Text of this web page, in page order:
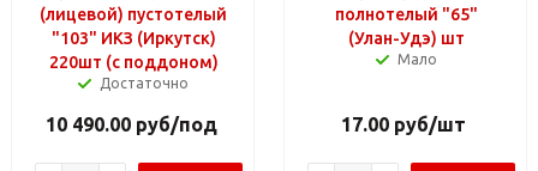
(лицевой) пустотелый
"103" ИКЗ (Иркутск)
220шт (с поддоном)
Достаточно
10 490.00руб/под
полнотелый "65"
(Улан-Удэ) шт
Мало
17.00 руб/шт